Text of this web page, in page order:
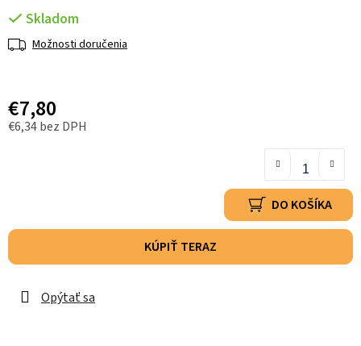
Skladom
Možnosti doručenia
€7,80
€6,34 bez DPH
DO KOŠÍKA
KÚPIŤ TERAZ
Opýtať sa